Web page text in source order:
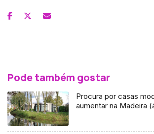
Pode também gostar
Procura por casas
aumentar na Madeira